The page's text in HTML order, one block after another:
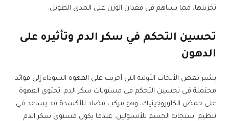
تخزينها، مما يساهم في فقدان الوزن على المدى الطويل.
تحسين التحكم في سكر الدم وتأثيره على
الدهون
يشير بعض الأبحاث الأولية التي أجريت على القهوة السوداء إلى فوائد
محتملة في تحسين التحكم في مستويات سكر الدم. تحتوي القهوة
على حمض الكلوروجينيك، وهو مركب مضاد للأكسدة قد يساعد في
تنظيم استجابة الجسم للأنسولين. عندما يكون مستوى سكر الدم